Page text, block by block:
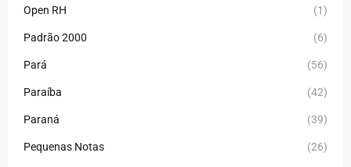
Open RH (1)
Padrão 2000 (6)
Pará (56)
Paraíba (42)
Paraná (39)
Pequenas Notas (26)